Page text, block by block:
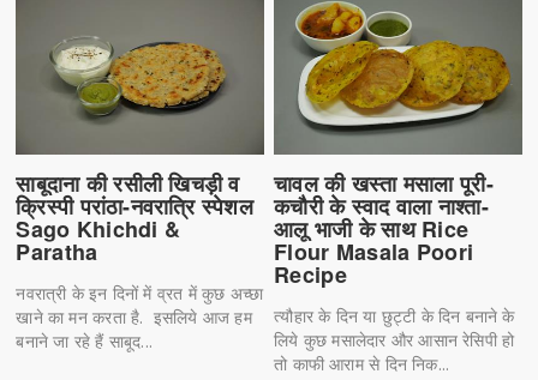
चावल की खस्ता मसाला पूरी-
कचौरी के स्वाद वाला नाश्ता-
आलू भाजी के साथ Rice
Flour Masala Poori
Recipe
त्यौहार के दिन या छुट्टी के दिन बनाने के
लिये कुछ मसालेदार और आसान रेसिपी हो
तो काफी आराम से दिन निक...
साबूदाना की रसीली खिचड़ी व
क्रिस्पी परांठा-नवरात्रि स्पेशल
Sago Khichdi &
Paratha
नवरात्री के इन दिनों में व्रत में कुछ अच्छा
खाने का मन करता है. इसलिये आज हम
बनाने जा रहे हैं साबूद...